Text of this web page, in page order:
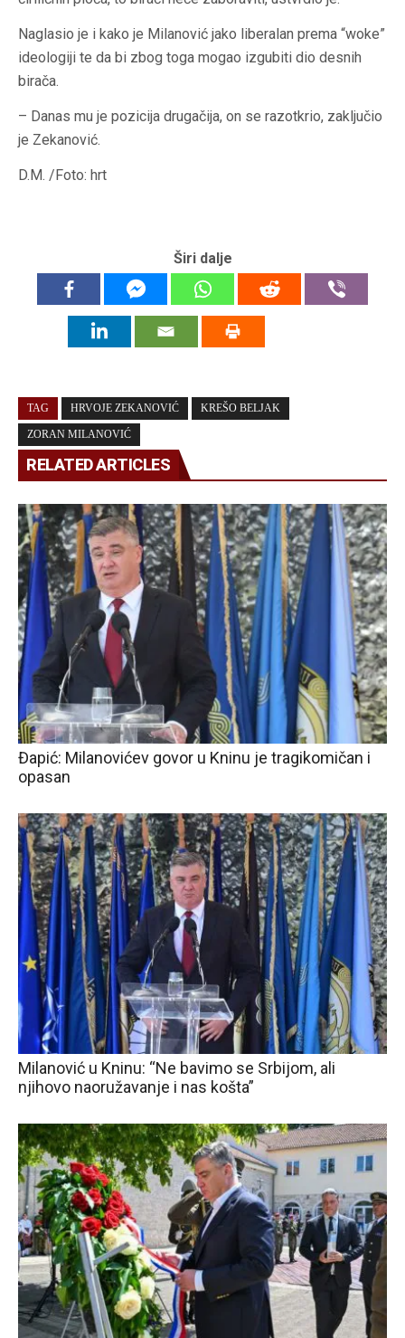
Naglasio je i kako je Milanović jako liberalan prema “woke”
ideologiji te da bi zbog toga mogao izgubiti dio desnih
birača.
– Danas mu je pozicija drugačija, on se razotkrio, zaključio
je Zekanović.
D.M. /Foto: hrt
Širi dalje
TAG HRVOJE ZEKANOVIĆ KREŠO BELJAK
ZORAN MILANOVIĆ
RELATED ARTICLES
Đapić: Milanovićev govor u Kninu je tragikomičan i
opasan
Milanović u Kninu: “Ne bavimo se Srbijom, ali
njihovo naoružavanje i nas košta”